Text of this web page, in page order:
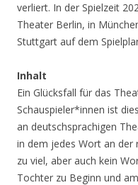
verliert. In der Spielzeit
Theater Berlin, in
Stuttgart auf dem
Inhalt
Ein Glücksfall für das
Schauspieler*innen ist
an deutschsprachigen
in dem jedes Wort an der
zu viel, aber auch kein
Tochter zu Beginn und